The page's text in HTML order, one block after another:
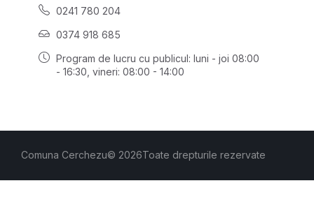
0241 780 204
0374 918 685
Program de lucru cu publicul: luni - joi 08:00
- 16:30 , vineri: 08:00 - 14:00
Comuna Cerchezu© 2026Toate drepturile rezervate